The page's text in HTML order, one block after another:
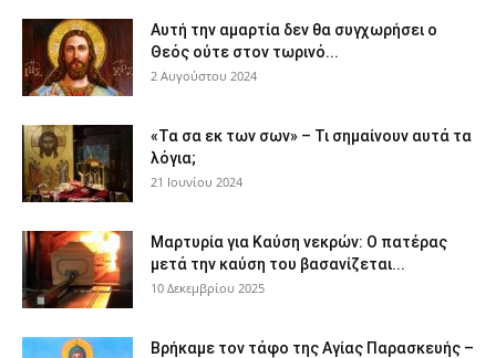
Αυτή την αμαρτία δεν θα συγχωρήσει ο
Θεός ούτε στον τωρινό...
2 Αυγούστου 2024
«Τα σα εκ των σων» – Τι σημαίνουν αυτά τα
λόγια;
21 Ιουνίου 2024
Μαρτυρία για Καύση νεκρών: Ο πατέρας
μετά την καύση του βασανίζεται...
10 Δεκεμβρίου 2025
Βρήκαμε τον τάφο της Αγίας Παρασκευής –